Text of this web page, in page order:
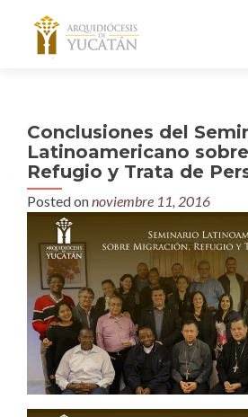
Conclusiones del
Latinoamericano
Refugio y Trata de
Posted onnoviembre 11, 2016